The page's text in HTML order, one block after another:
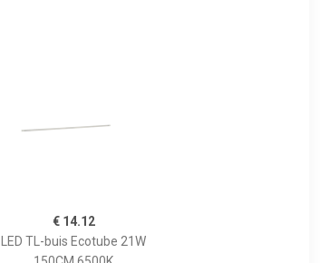
€ 14.12
LED TL-buis Ecotube 21W